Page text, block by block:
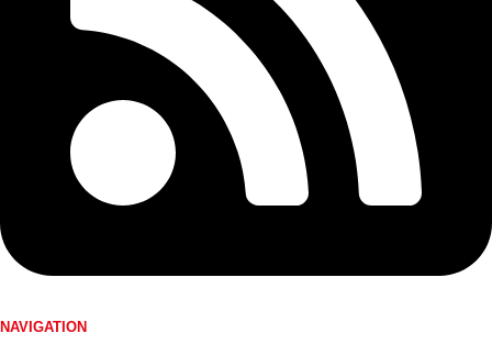
NAVIGATION